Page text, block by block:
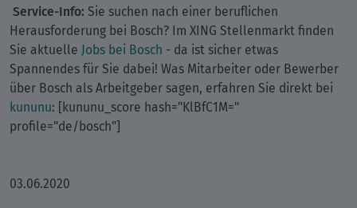
Service-Info: Sie suchen nach einer beruflichen
Herausforderung bei Bosch? Im XING Stellenmarkt finden
Sie aktuelle Jobs bei Bosch - da ist sicher etwas
Spannendes für Sie dabei! Was Mitarbeiter oder Bewerber
über Bosch als Arbeitgeber sagen, erfahren Sie direkt bei
kununu: [kununu_score hash="KlBfC1M="
profile="de/bosch"]
03.06.2020